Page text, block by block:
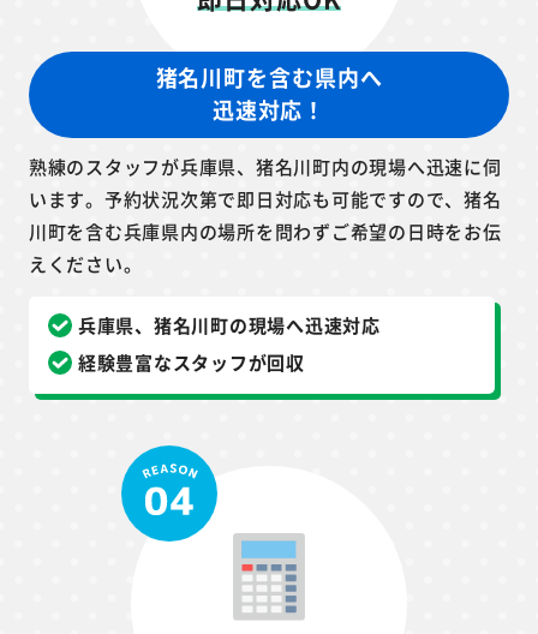
猪名川町を含む県内へ
迅速対応！
熟練のスタッフが兵庫県、猪名川町内の現場へ迅速に伺
います。予約状況次第で即日対応も可能ですので、猪名
川町を含む兵庫県内の場所を問わずご希望の日時をお伝
えください。
兵庫県、猪名川町の現場へ迅速対応
経験豊富なスタッフが回収